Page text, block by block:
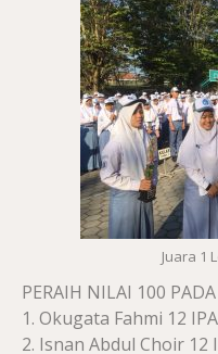
Juara 1
PERAIH NILAI 100
1. Okugata Fahmi 12
2. Isnan Abdul Choir 12